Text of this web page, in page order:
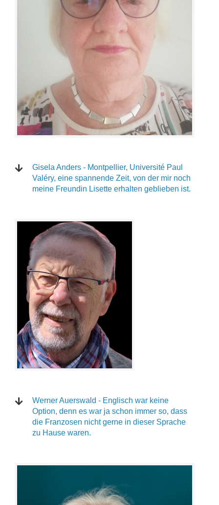
Gisela Anders - Montpellier, Université Paul
Valéry, eine spannende Zeit, von der mir noch
meine Freundin Lisette erhalten geblieben ist.
Werner Auerswald - Englisch war keine
Option, denn es war ja schon immer so, dass
die Franzosen nicht gerne in dieser Sprache
zu Hause waren.